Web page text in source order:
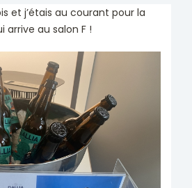
et j’étais au courant pour la
arrive au salon F !